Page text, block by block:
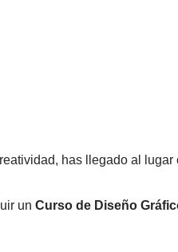
has llegado al lugar
un Curso de Diseño